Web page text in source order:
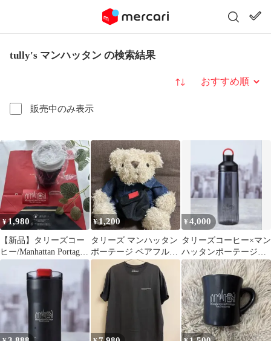
tully's マンハッタン の検索結果
販売中のみ表示
並び替え
¥1,980
【新品】タリーズコー
ヒー/Manhattan Portage
タンブラー
¥1,200
タリーズ マンハッタン
ポーテージ ベアフル
Manhattan Portage
¥4,000
タリーズコーヒー×マン
ハッタンポーテージ
ウォーターボトル